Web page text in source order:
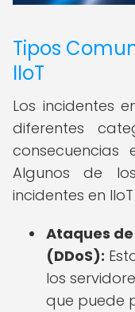
Tipos
IIoT
Los incidentes
diferentes
consecuencias
Algunos de
incidentes en
Ataques
(DDoS):
los
que puede